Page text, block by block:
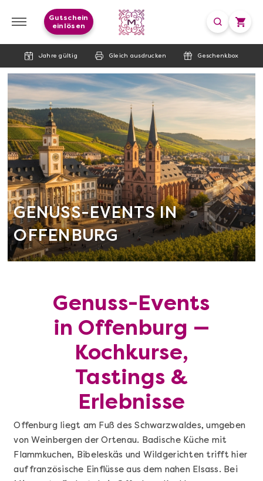
Jahre gültig Gleich ausdrucken Geschenkbox
Gutschein
einlösen
GENUSS-EVENTS IN
OFFENBURG
Genuss-Events
in Offenburg —
Kochkurse,
Tastings &
Erlebnisse
Offenburg liegt am Fuß des Schwarzwaldes, umgeben
von Weinbergen der Ortenau. Badische Küche mit
Flammkuchen, Bibeleskäs und Wildgerichten trifft hier
auf französische Einflüsse aus dem nahen Elsass. Bei